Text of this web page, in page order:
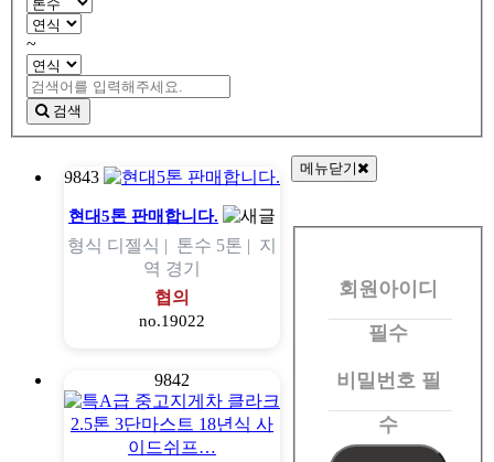
~
검색
9843
현대5톤 판매합니다.
형식 디젤식 | 톤수 5톤 | 지
역 경기
협의
no.19022
9842
메뉴닫기
회
회원아이디
필수
비밀번호 필
수